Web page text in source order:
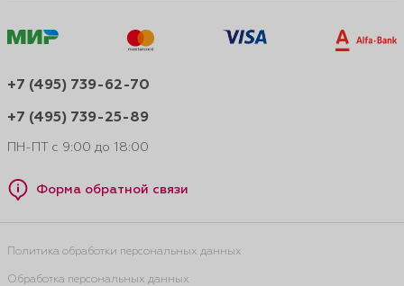
+7 (495) 739-62-70
+7 (495) 739-25-89
ПН-ПТ с 9:00 до 18:00
Форма обратной связи
Политика обработки персональных данных
Обработка персональных данных